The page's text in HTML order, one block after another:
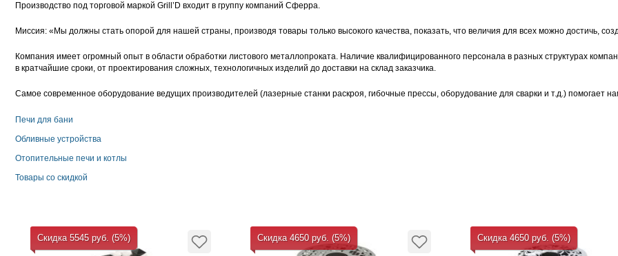
Производство под торговой маркой Grill’D входит в группу компаний Сферра.
Миссия: «Мы должны стать опорой для нашей страны, производя товары только высокого качества, показать, что величия для всех можно достичь,
Компания имеет огромный опыт в области обработки листового металлопроката. Наличие квалифицированного персонала в разных структурах
в кратчайшие сроки, от проектирования сложных, технологичных изделий до доставки на склад заказчика.
Самое современное оборудование ведущих производителей (лазерные станки раскроя, гибочные прессы, оборудование для сварки и т.д.) помогает
Печи для бани
Обливные устройства
Отопительные печи и котлы
Товары со скидкой
Скидка 5545 руб. (5%) Скидка 4650 руб. (5%) Скидка 4650 руб. (5%)